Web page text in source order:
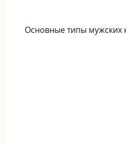
Основные типы мужских